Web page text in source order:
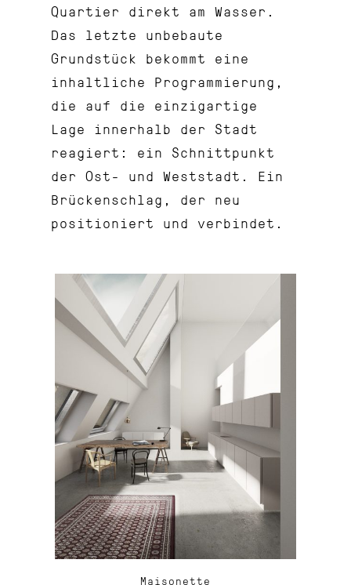
Quartier direkt am Wasser.
Das letzte unbebaute
Grundstück bekommt eine
inhaltliche Programmierung,
die auf die einzigartige
Lage innerhalb der Stadt
reagiert: ein Schnittpunkt
der Ost- und Weststadt. Ein
Brückenschlag, der neu
positioniert und verbindet.
Maisonette